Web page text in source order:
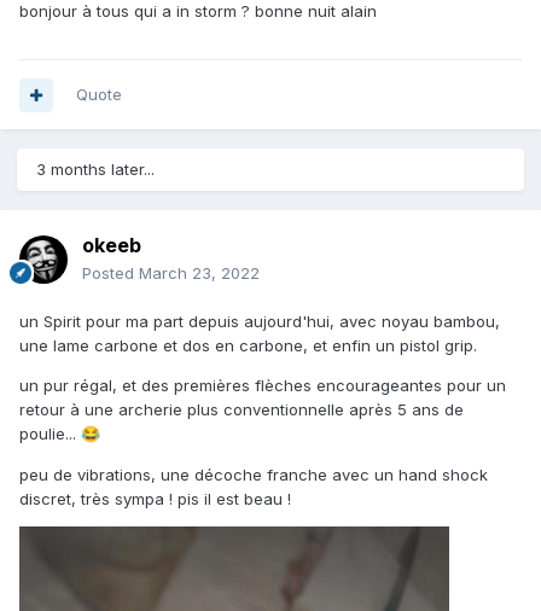
bonjour à tous qui a in storm ? bonne nuit alain
Quote
3 months later...
okeeb
Posted March 23, 2022
un Spirit pour ma part depuis aujourd'hui, avec noyau bambou,
une lame carbone et dos en carbone, et enfin un pistol grip.
un pur régal, et des premières flèches encourageantes pour un
retour à une archerie plus conventionnelle après 5 ans de
poulie... 😂
peu de vibrations, une décoche franche avec un hand shock
discret, très sympa ! pis il est beau !